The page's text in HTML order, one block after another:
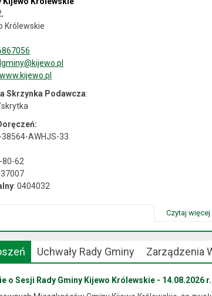
Królewskie
www.kijewo.pl
Skrzynka Podawcza:
AWHJS-33
80-62
: 0404032
Czytaj więcej
Uchwały Rady Gminy Zarządzenia
o Sesji Rady Gminy Kijewo Królewskie - 14.08.2026 r.